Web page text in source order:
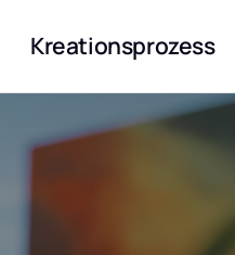
Kreationsprozess